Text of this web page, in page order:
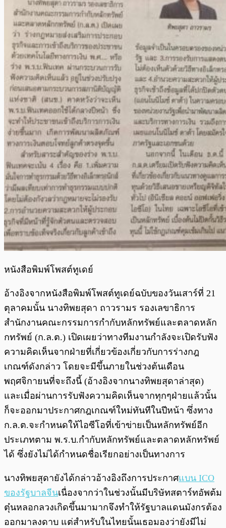
หนังสือพิมพ์โพสต์ทูเดย์
อ้างอิงจากหนังสือพิมพ์โพสต์ทูเดย์ฉบับของวันเสาร์ที่ 21
ตุลาคมนั้น นางทิพยสุดา ถาวรามร รองเลขาธิการ
สำนักงานคณะกรรมการกำกับหลักทรัพย์และตลาดหลัก
กทรัพย์ (ก.ล.ต.) เปิดเผยว่าทางทีมงานกำลังจะเปิดรับฟัง
ความคิดเห็นจากฝ่ายที่เกี่ยวข้องเกี่ยวกับการร่างกฎ
เกณฑ์ดังกล่าว โดยจะมีขึ้นภายในช่วงต้นเดือน
พฤศจิกายนที่จะถึงนี้ (อ้างอิงจากนางทิพยสุดาล่าสุด)
และเมื่อผ่านการรับฟังความคิดเห็นจากทุกๆฝ่ายแล้วนั้น
ก็จะออกมาประกาศกฎเกณฑ์ใหม่ทันทีในปีหน้า ซึ่งทาง
ก.ล.ต.จะกำหนดให้ไอซีโอที่เข้าข่ายเป็นหลักทรัพย์อีก
ประเภทตาม พ.ร.บ.กำกับหลักทรัพย์และตลาดหลักทรัพย์
ได้ ซึ่งยังไม่ได้กำหนดชื่อเรียกอย่างเป็นทางการ
นางทิพยสุดายังได้กล่าวอ้างอิงถึงการประกาศแบน ICO
ของรัฐบาลจีนเนื่องจากว่าในช่วงนั้นมีบริษัทสตาร์ทอัพต้ม
ตุ๋นหลอกลวงเกิดขึ้นมามากจึงทำให้รัฐบาลแดนมังกรต้อง
ออกมาลงดาบ แต่สำหรับในไทยนั้นเธอมองว่ายังมีไม่